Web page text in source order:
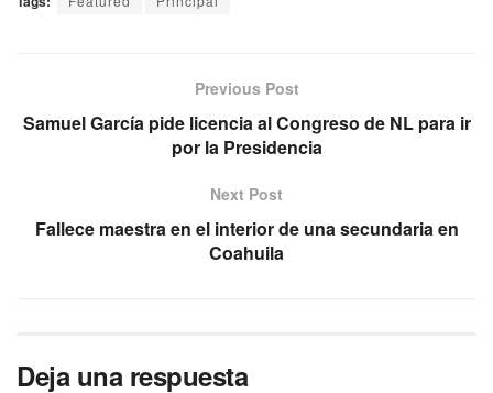
Previous Post
Samuel García pide licencia al Congreso de NL para ir
por la Presidencia
Next Post
Fallece maestra en el interior de una secundaria en
Coahuila
Deja una respuesta